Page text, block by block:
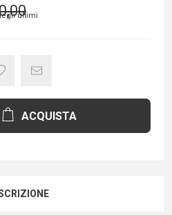
ultimi
ACQUISTA